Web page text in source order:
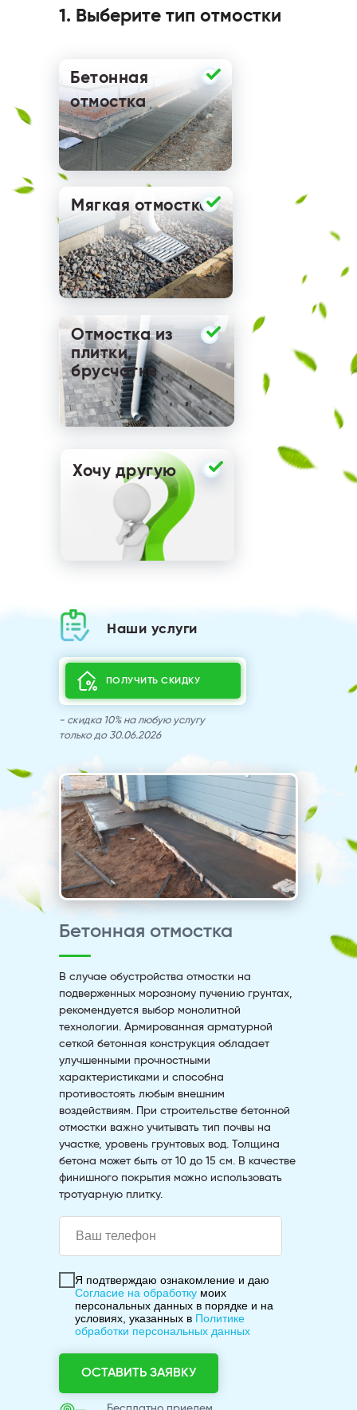
1. Выберите тип отмостки
Бетонная
отмостка
Мягкая отмостка
Отмостка из
плитки,
брусчатки
Хочу другую
ПОЛУЧИТЬ СКИДКУ
- скидка 10% на любую услугу
только до 30.06.2026
Наши услуги
Бетонная отмостка
В случае обустройства отмостки на
подверженных морозному пучению грунтах,
рекомендуется выбор монолитной
технологии. Армированная арматурной
сеткой бетонная конструкция обладает
улучшенными прочностными
характеристиками и способна
противостоять любым внешним
воздействиям. При строительстве бетонной
отмостки важно учитывать тип почвы на
участке, уровень грунтовых вод. Толщина
бетона может быть от 10 до 15 см. В качестве
финишного покрытия можно использовать
тротуарную плитку.
Я подтверждаю ознакомление и даю
Согласие на обработку моих
персональных данных в порядке и на
условиях, указанных в Политике
обработки персональных данных
ОСТАВИТЬ ЗАЯВКУ